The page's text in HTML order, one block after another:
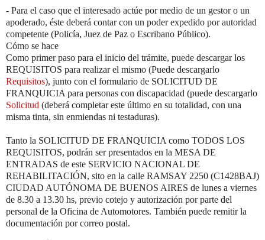
- Para el caso que el interesado actúe por medio de un gestor o un
apoderado, éste deberá contar con un poder expedido por autoridad
competente (Policía, Juez de Paz o Escribano Público).
Cómo se hace
Como primer paso para el inicio del trámite, puede descargar los
REQUISITOS para realizar el mismo (Puede descargarlo
Requisitos), junto con el formulario de SOLICITUD DE
FRANQUICIA para personas con discapacidad (puede descargarlo
Solicitud (deberá completar este último en su totalidad, con una
misma tinta, sin enmiendas ni testaduras).
Tanto la SOLICITUD DE FRANQUICIA como TODOS LOS
REQUISITOS, podrán ser presentados en la MESA DE
ENTRADAS de este SERVICIO NACIONAL DE
REHABILITACIÓN, sito en la calle RAMSAY 2250 (C1428BAJ)
CIUDAD AUTÓNOMA DE BUENOS AIRES de lunes a viernes
de 8.30 a 13.30 hs, previo cotejo y autorización por parte del
personal de la Oficina de Automotores. También puede remitir la
documentación por correo postal.